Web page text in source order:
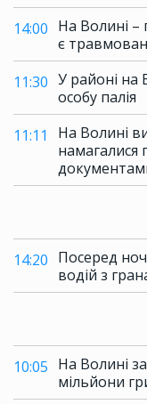
14:00 На Волині –
є
11:30 У районі на
особу палія
11:11
На Волині
намагалися
14:20 Посеред
водій з
10:05 На Волині
мільйони